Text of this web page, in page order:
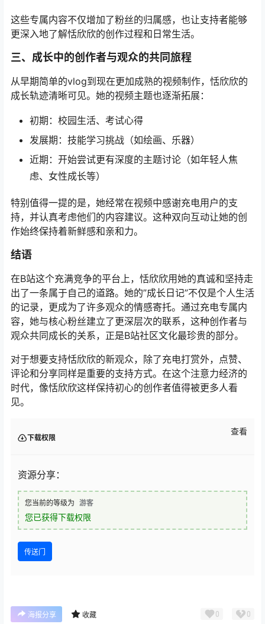
这些专属内容不仅增加了粉丝的归属感，也让支持者能够
更深入地了解恬欣欣的创作过程和日常生活。
三、成长中的创作者与观众的共同旅程
从早期简单的vlog到现在更加成熟的视频制作，恬欣欣的
成长轨迹清晰可见。她的视频主题也逐渐拓展：
初期：校园生活、考试心得
发展期：技能学习挑战（如绘画、乐器）
近期：开始尝试更有深度的主题讨论（如年轻人焦
虑、女性成长等）
特别值得一提的是，她经常在视频中感谢充电用户的支
持，并认真考虑他们的内容建议。这种双向互动让她的创
作始终保持着新鲜感和亲和力。
结语
在B站这个充满竞争的平台上，恬欣欣用她的真诚和坚持走
出了一条属于自己的道路。她的”成长日记”不仅是个人生活
的记录，更成为了许多观众的情感寄托。通过充电专属内
容，她与核心粉丝建立了更深层次的联系，这种创作者与
观众共同成长的关系，正是B站社区文化最珍贵的部分。
对于想要支持恬欣欣的新观众，除了充电打赏外，点赞、
评论和分享同样是重要的支持方式。在这个注意力经济的
时代，像恬欣欣这样保持初心的创作者值得被更多人看
见。
下载权限
查看
资源分享：
您当前的等级为 游客
您已获得下载权限
传送门
海报分享 收藏 0 0